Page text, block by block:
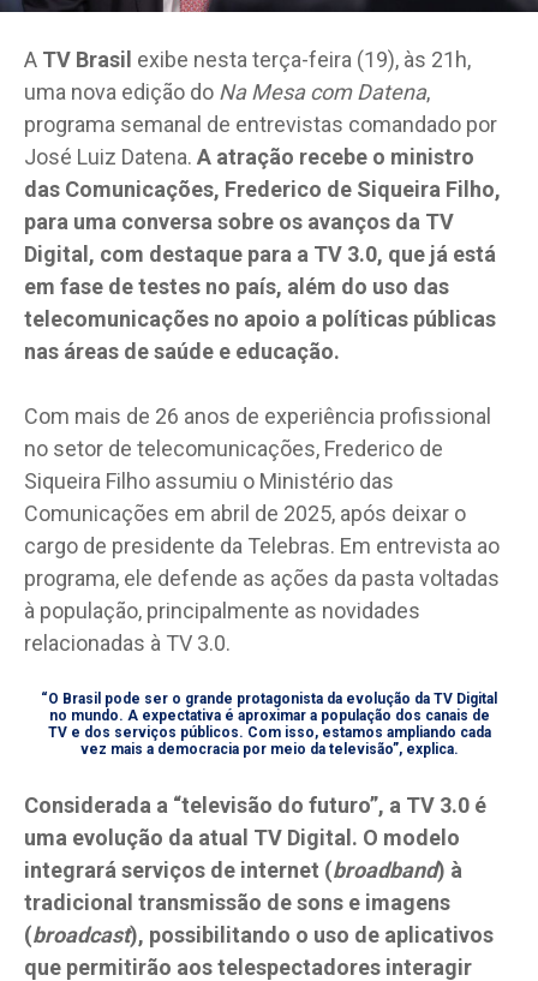
A TV Brasil exibe nesta terça-feira (19), às 21h,
uma nova edição do Na Mesa com Datena,
programa semanal de entrevistas comandado por
José Luiz Datena. A atração recebe o ministro
das Comunicações, Frederico de Siqueira Filho,
para uma conversa sobre os avanços da TV
Digital, com destaque para a TV 3.0, que já está
em fase de testes no país, além do uso das
telecomunicações no apoio a políticas públicas
nas áreas de saúde e educação.
Com mais de 26 anos de experiência profissional
no setor de telecomunicações, Frederico de
Siqueira Filho assumiu o Ministério das
Comunicações em abril de 2025, após deixar o
cargo de presidente da Telebras. Em entrevista ao
programa, ele defende as ações da pasta voltadas
à população, principalmente as novidades
relacionadas à TV 3.0.
“O Brasil pode ser o grande protagonista da evolução da TV Digital
no mundo. A expectativa é aproximar a população dos canais de
TV e dos serviços públicos. Com isso, estamos ampliando cada
vez mais a democracia por meio da televisão”, explica.
Considerada a “televisão do futuro”, a TV 3.0 é
uma evolução da atual TV Digital. O modelo
integrará serviços de internet (broadband) à
tradicional transmissão de sons e imagens
(broadcast), possibilitando o uso de aplicativos
que permitirão aos telespectadores interagir